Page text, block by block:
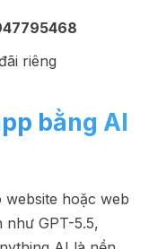
riêng
bằng AI
hoặc web
GPT-5.5,